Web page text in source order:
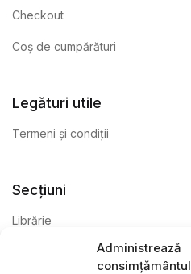
Administrează
consimțământul
Checkout
Coș de cumpărături
Legături utile
Termeni și condiții
Secțiuni
Librărie